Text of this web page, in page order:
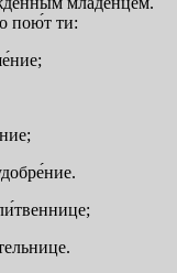
пою́т ти: